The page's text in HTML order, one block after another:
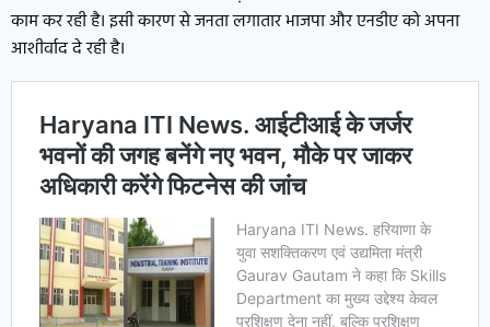
काम कर रही है। इसी कारण से जनता लगातार भाजपा और एनडीए को अपना
आशीर्वाद दे रही है।